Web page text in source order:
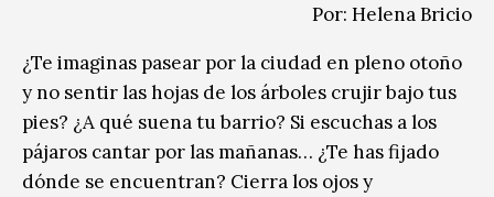
Por: Helena Bricio
¿Te imaginas pasear por la ciudad en pleno otoño
y no sentir las hojas de los árboles crujir bajo tus
pies? ¿A qué suena tu barrio? Si escuchas a los
pájaros cantar por las mañanas… ¿Te has fijado
dónde se encuentran? Cierra los ojos y